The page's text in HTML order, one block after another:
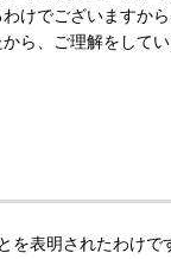
けでございますか
ら、ご理解をして
を表明されたわけ